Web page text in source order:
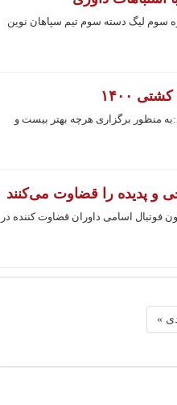
سوم لیگ دسته سوم تیم سپاهان نوین
۱۴۰۰
منظور برگزاری هرچه بهتر بیست و
و پدیده را قضاوت می‌کنند
فوتبال اسامی داوران قضاوت کننده در
»